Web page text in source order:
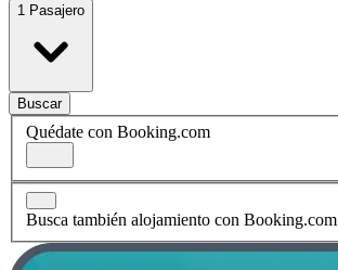
1 Pasajero
Buscar
Quédate con Booking.com
Busca también alojamiento con Booking.com